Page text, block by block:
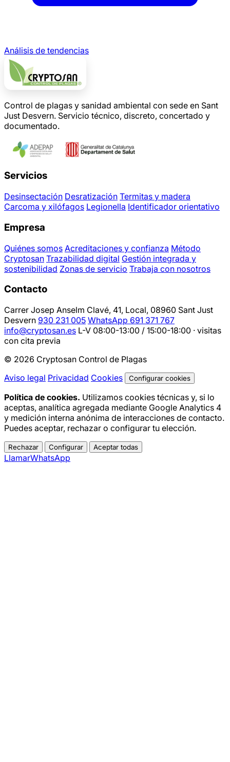
Análisis de tendencias
Control de plagas y sanidad ambiental con sede en Sant
Just Desvern. Servicio técnico, discreto, concertado y
documentado.
Servicios
Desinsectación Desratización Termitas y madera
Carcoma y xilófagos Legionella Identificador orientativo
Empresa
Quiénes somos Acreditaciones y confianza Método
Cryptosan Trazabilidad digital Gestión integrada y
sostenibilidad Zonas de servicio Trabaja con nosotros
Contacto
Carrer Josep Anselm Clavé, 41, Local, 08960 Sant Just
Desvern 930 231 005 WhatsApp 691 371 767
info@cryptosan.es L-V 08:00-13:00 / 15:00-18:00 · visitas
con cita previa
© 2026 Cryptosan Control de Plagas
Aviso legal Privacidad Cookies Configurar cookies
Política de cookies. Utilizamos cookies técnicas y, si lo
aceptas, analítica agregada mediante Google Analytics 4
y medición interna anónima de interacciones de contacto.
Puedes aceptar, rechazar o configurar tu elección.
Rechazar Configurar Aceptar todas
LlamarWhatsApp